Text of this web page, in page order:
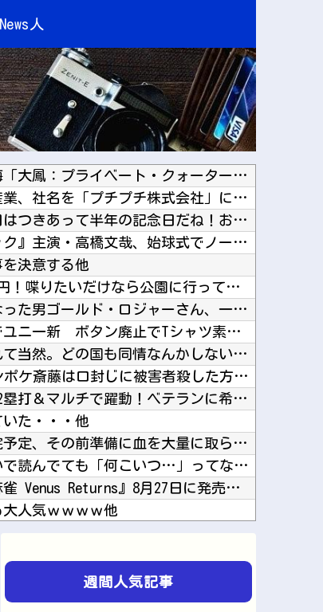
News人
【アズールレーン】グッスマ上海「大鳳：プライベート・クォーターズVer.」フィギュア【原型...
【朗報】プチプチで有名な川上産業、社名を「プチプチ株式会社」に変更ｗｗｗｗｗ他
父がﾀﾋんだ翌日、彼女から「今日はつきあって半年の記念日だね！おめでとう！」とメールが来た...
手を使っても最強！『ブルーロック』主演・高橋文哉、始球式でノーバン＆深い一礼に称賛【動画】...
決意する他
居酒屋「6人で長居して会計4939円！喋りたいだけなら公園に行ってくれ（怒」他
【悲報】ワンピースの海賊王になった男ゴールド・ロジャーさん、一般海兵に首を刎ねられただけで...
【甲子園】青森山田が暑さ対策でユニ一新 ボタン廃止でTシャツ素材wwwwwwwwwwwww...
中国外務省「日本は原爆落とされて当然。どの国も同情なんかしない」他
【悲報】Z世代「求刑7年のジャンポケ斎藤は口封じに被害者殺した方が量刑軽かっただろ」←1万...
カープ秋山翔吾プロ初4番抜擢！2塁打＆マルチで躍動！ベテランに希望の光他
た・・・他
【にじさんじ】鏑木近日中に入院予定、その前準備に血を大量に取られる他
【画像】ゴールデンカムイを勢いで読んでても「何こいつ…」ってなるシーンｗｗｗｗ他
【脱衣麻雀】『スーパーリアル麻雀 Venus Returns』8月27日に発売決定！他
人気ｗｗｗｗ他
韓国人「韓国サッカー協会の審判買収、遂に海外でも話題に…」→「2002年の栄光まで疑われる...
週間人気記事